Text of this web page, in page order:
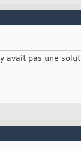
avait pas une